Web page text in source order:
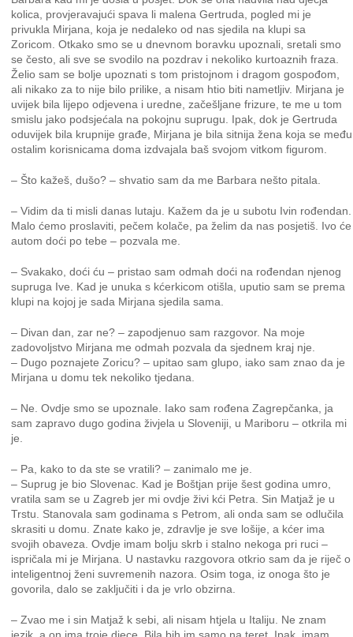
kolica, provjeravajući spava li malena Gertruda, pogled mi je
privukla Mirjana, koja je nedaleko od nas sjedila na klupi sa
Zoricom. Otkako smo se u dnevnom boravku upoznali, sretali smo
se često, ali sve se svodilo na pozdrav i nekoliko kurtoaznih fraza.
Želio sam se bolje upoznati s tom pristojnom i dragom gospođom,
ali nikako za to nije bilo prilike, a nisam htio biti nametljiv. Mirjana je
uvijek bila lijepo odjevena i uredne, začešljane frizure, te me u tom
smislu jako podsjećala na pokojnu suprugu. Ipak, dok je Gertruda
oduvijek bila krupnije građe, Mirjana je bila sitnija žena koja se među
ostalim korisnicama doma izdvajala baš svojom vitkom figurom.
– Što kažeš, dušo? – shvatio sam da me Barbara nešto pitala.
– Vidim da ti misli danas lutaju. Kažem da je u subotu Ivin rođendan.
Malo ćemo proslaviti, pečem kolače, pa želim da nas posjetiš. Ivo će
autom doći po tebe – pozvala me.
– Svakako, doći ću – pristao sam odmah doći na rođendan njenog
supruga Ive. Kad je unuka s kćerkicom otišla, uputio sam se prema
klupi na kojoj je sada Mirjana sjedila sama.
– Divan dan, zar ne? – zapodjenuo sam razgovor. Na moje
zadovoljstvo Mirjana me odmah pozvala da sjednem kraj nje.
– Dugo poznajete Zoricu? – upitao sam glupo, iako sam znao da je
Mirjana u domu tek nekoliko tjedana.
– Ne. Ovdje smo se upoznale. Iako sam rođena Zagrepčanka, ja
sam zapravo dugo godina živjela u Sloveniji, u Mariboru – otkrila mi
je.
– Pa, kako to da ste se vratili? – zanimalo me je.
– Suprug je bio Slovenac. Kad je Boštjan prije šest godina umro,
vratila sam se u Zagreb jer mi ovdje živi kći Petra. Sin Matjaž je u
Trstu. Stanovala sam godinama s Petrom, ali onda sam se odlučila
skrasiti u domu. Znate kako je, zdravlje je sve lošije, a kćer ima
svojih obaveza. Ovdje imam bolju skrb i stalno nekoga pri ruci –
ispričala mi je Mirjana. U nastavku razgovora otkrio sam da je riječ o
inteligentnoj ženi suvremenih nazora. Osim toga, iz onoga što je
govorila, dalo se zaključiti i da je vrlo obzirna.
– Zvao me i sin Matjaž k sebi, ali nisam htjela u Italiju. Ne znam